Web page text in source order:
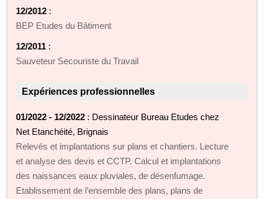
12/2012 :
BEP Etudes du Bâtiment
12/2011 :
Sauveteur Secouriste du Travail
Expériences professionnelles
01/2022 - 12/2022 : Dessinateur Bureau Etudes chez
Net Etanchéité, Brignais
Relevés et implantations sur plans et chantiers. Lecture
et analyse des devis et CCTP. Calcul et implantations
des naissances eaux pluviales, de désenfumage.
Etablissement de l’ensemble des plans, plans de